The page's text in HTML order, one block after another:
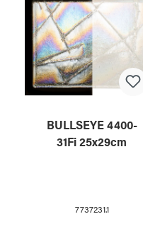
BULLSEYE 4400-
31Fi 25x29cm
7737231.1